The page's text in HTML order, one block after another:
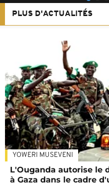
PLUS D'ACTUALITÉS
YOWERI MUSEVENI
L'Ouganda autorise le
à Gaza dans le cadre